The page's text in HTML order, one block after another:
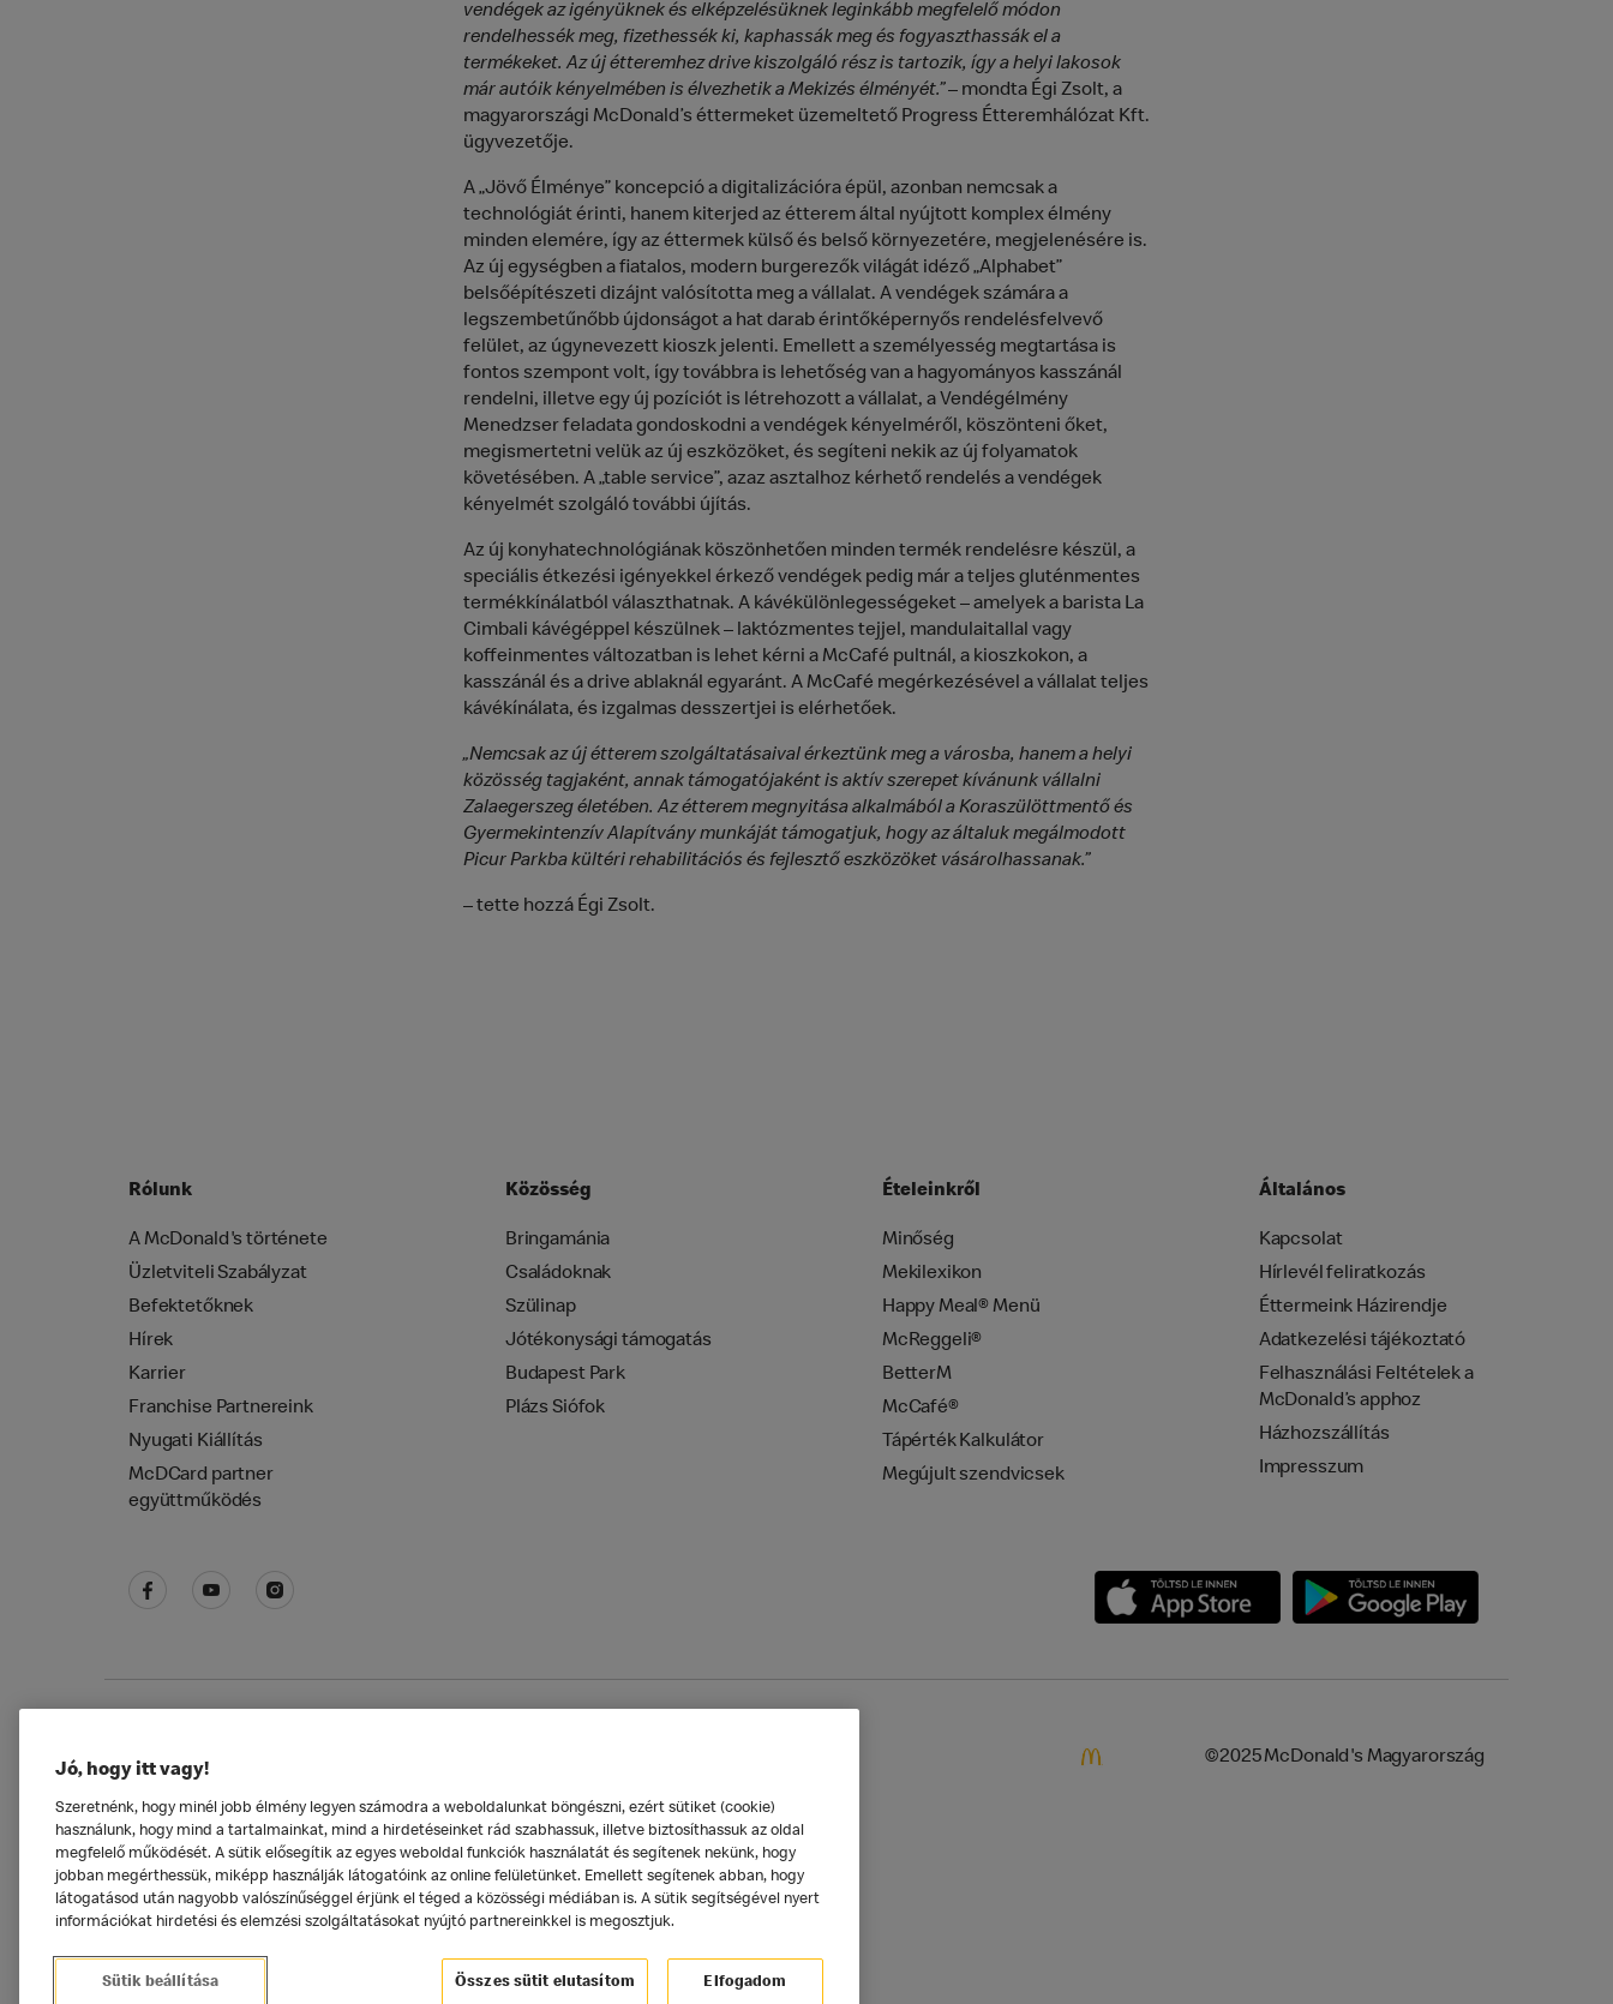
vendégek az igényüknek és elképzelésüknek leginkább megfelelő módon
rendelhessék meg, fizethessék ki, kaphassák meg és fogyaszthassák el a
termékeket. Az új étteremhez drive kiszolgáló rész is tartozik, így a helyi lakosok
már autóik kényelmében is élvezhetik a Mekizés élményét.”– mondta Égi Zsolt, a
magyarországi McDonald’s éttermeket üzemeltető Progress Étteremhálózat Kft.
ügyvezetője.
A „Jövő Élménye” koncepció a digitalizációra épül, azonban nemcsak a
technológiát érinti, hanem kiterjed az étterem által nyújtott komplex élmény
minden elemére, így az éttermek külső és belső környezetére, megjelenésére is.
Az új egységben a fiatalos, modern burgerezők világát idéző „Alphabet”
belsőépítészeti dizájnt valósította meg a vállalat. A vendégek számára a
legszembetűnőbb újdonságot a hat darab érintőképernyős rendelésfelvevő
felület, az úgynevezett kioszk jelenti. Emellett a személyesség megtartása is
fontos szempont volt, így továbbra is lehetőség van a hagyományos kasszánál
rendelni, illetve egy új pozíciót is létrehozott a vállalat, a Vendégélmény
Menedzser feladata gondoskodni a vendégek kényelméről, köszönteni őket,
megismertetni velük az új eszközöket, és segíteni nekik az új folyamatok
követésében. A „table service”, azaz asztalhoz kérhető rendelés a vendégek
kényelmét szolgáló további újítás.
Az új konyhatechnológiának köszönhetően minden termék rendelésre készül, a
speciális étkezési igényekkel érkező vendégek pedig már a teljes gluténmentes
termékkínálatból választhatnak. A kávékülönlegességeket – amelyek a barista La
Cimbali kávégéppel készülnek – laktózmentes tejjel, mandulaitallal vagy
koffeinmentes változatban is lehet kérni a McCafé pultnál, a kioszkokon, a
kasszánál és a drive ablaknál egyaránt. A McCafé megérkezésével a vállalat teljes
kávékínálata, és izgalmas desszertjei is elérhetőek.
„Nemcsak az új étterem szolgáltatásaival érkeztünk meg a városba, hanem a helyi
közösség tagjaként, annak támogatójaként is aktív szerepet kívánunk vállalni
Zalaegerszeg életében. Az étterem megnyitása alkalmából a Koraszülöttmentő és
Gyermekintenzív Alapítvány munkáját támogatjuk, hogy az általuk megálmodott
Picur Parkba kültéri rehabilitációs és fejlesztő eszközöket vásárolhassanak.”
– tette hozzá Égi Zsolt.
Rólunk
A McDonald's története
Üzletviteli Szabályzat
Befektetőknek
Hírek
Karrier
Franchise Partnereink
Nyugati Kiállítás
McDCard partner
együttműködés
Közösség
Bringamánia
Családoknak
Szülinap
Jótékonysági támogatás
Budapest Park
Plázs Siófok
Ételeinkről
Minőség
Mekilexikon
Happy Meal® Menü
McReggeli®
BetterM
McCafé®
Tápérték Kalkulátor
Megújult szendvicsek
Általános
Kapcsolat
Hírlevél feliratkozás
Éttermeink Házirendje
Adatkezelési tájékoztató
Felhasználási Feltételek a
McDonald’s apphoz
Házhozszállítás
Impresszum
Adatkezelési tájékoztató ©2025 McDonald's Magyarország
Jó, hogy itt vagy!
Szeretnénk, hogy minél jobb élmény legyen számodra a weboldalunkat böngészni, ezért sütiket (cookie)
használunk, hogy mind a tartalmainkat, mind a hirdetéseinket rád szabhassuk, illetve biztosíthassuk az oldal
megfelelő működését. A sütik elősegítik az egyes weboldal funkciók használatát és segítenek nekünk, hogy
jobban megérthessük, miképp használják látogatóink az online felületünket. Emellett segítenek abban, hogy
látogatásod után nagyobb valószínűséggel érjünk el téged a közösségi médiában is. A sütik segítségével nyert
információkat hirdetési és elemzési szolgáltatásokat nyújtó partnereinkkel is megosztjuk.
Összes sütit elutasítom Elfogadom
Sütik beállítása